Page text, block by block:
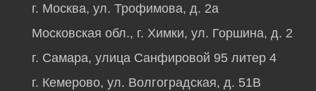
г. Москва, ул. Трофимова, д. 2а
Московская обл., г. Химки, ул. Горшина, д. 2
г. Самара, улица Санфировой 95 литер 4
г. Кемерово, ул. Волгоградская, д. 51В